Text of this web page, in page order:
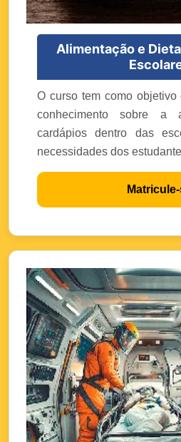
Alimentação e
O curso tem como
conhecimento sobre a
cardápios dentro das
necessidades dos